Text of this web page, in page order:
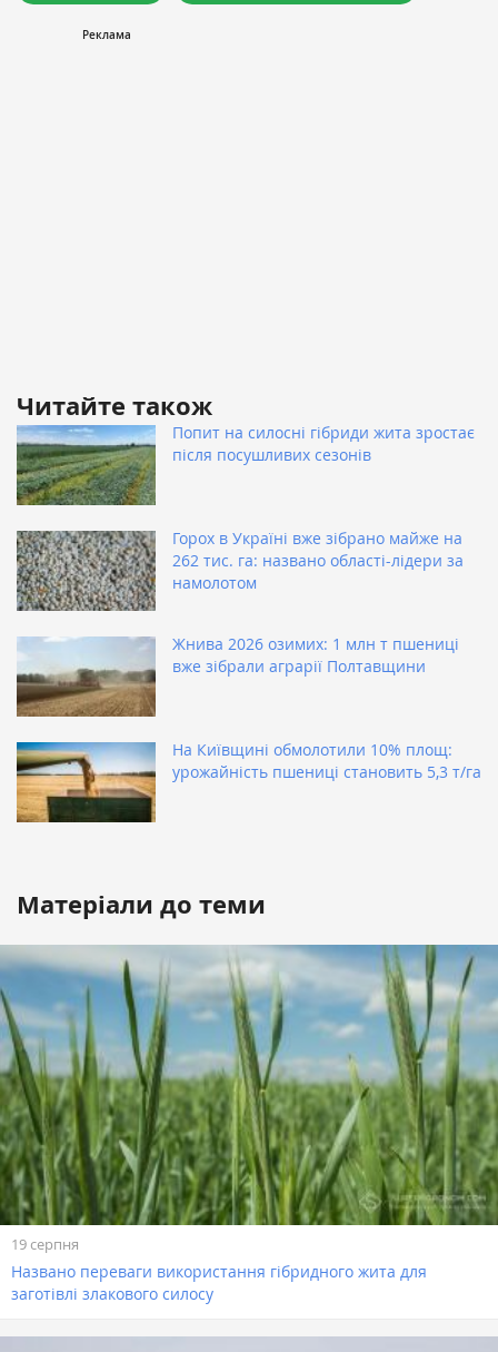
Читайте також
Попит на силосні гібриди жита зростає
після посушливих сезонів
Горох в Україні вже зібрано майже на
262 тис. га: названо області-лідери за
намолотом
Жнива 2026 озимих: 1 млн т пшениці
вже зібрали аграрії Полтавщини
На Київщині обмолотили 10% площ:
урожайність пшениці становить 5,3 т/га
Матеріали до теми
19 серпня
Названо переваги використання гібридного жита для
заготівлі злакового силосу